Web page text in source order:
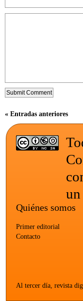
« Entradas anteriores
Quiénes somos
Primer editorial
Contacto
Al tercer día, revista